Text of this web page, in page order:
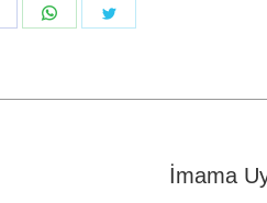
Share
Share
İmama